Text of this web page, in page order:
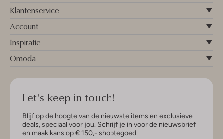
Klantenservice
Account
Inspiratie
Omoda
Let's keep in touch!
Blijf op de hoogte van de nieuwste items en exclusieve
deals, speciaal voor jou. Schrijf je in voor de nieuwsbrief
en maak kans op € 150,- shoptegoed.